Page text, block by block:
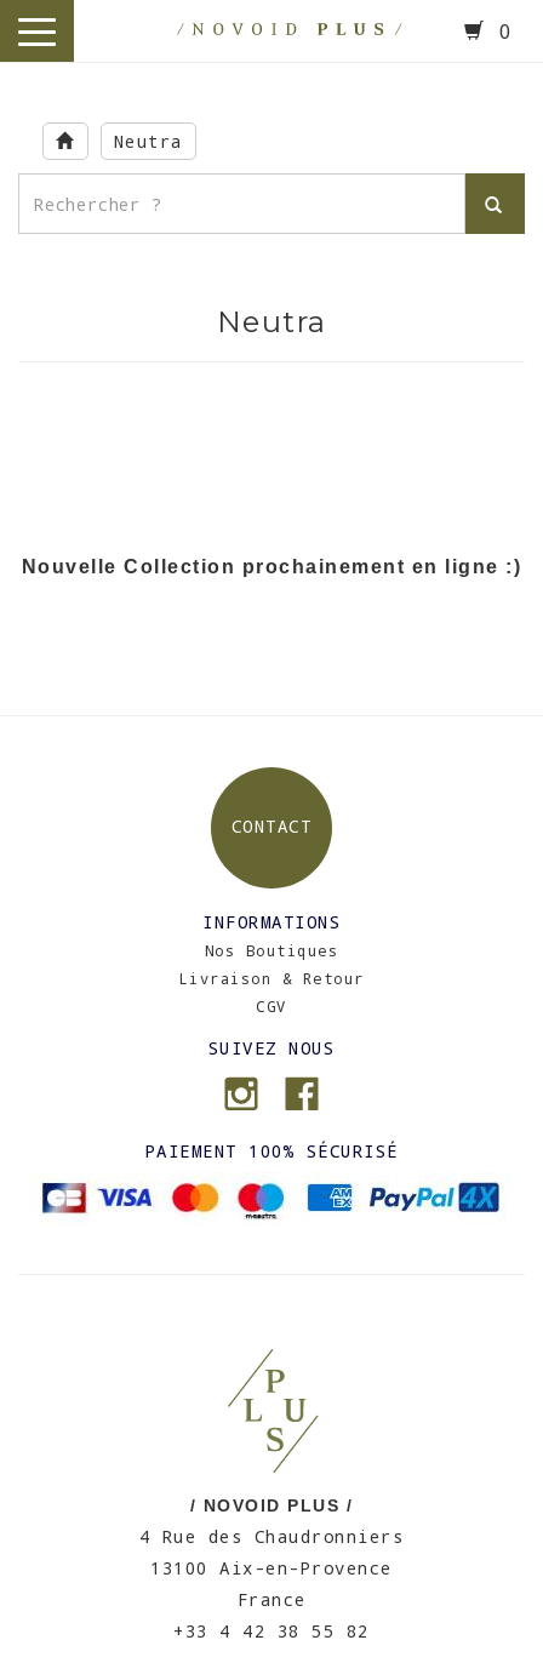
main
content
toggle
0
Neutra
Neutra
Nouvelle Collection prochainement en ligne :)
CONTACT
INFORMATIONS
Nos Boutiques
Livraison & Retour
CGV
SUIVEZ NOUS
PAIEMENT 100% SÉCURISÉ
/ NOVOID PLUS /
4 Rue des Chaudronniers
13100 Aix-en-Provence
France
+33 4 42 38 55 82